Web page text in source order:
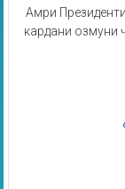
Амри
кардани озмуни